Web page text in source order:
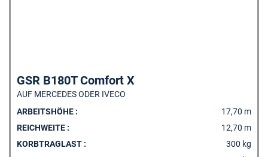
GSR B180T Comfort X
AUF MERCEDES ODER IVECO
ARBEITSHÖHE :
17,70 m
REICHWEITE :
12,70 m
KORBTRAGLAST :
300 kg